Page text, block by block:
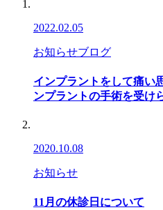
2022.02.05
お知らせブログ
インプラントをして痛い
ンプラントの手術を受け
2020.10.08
お知らせ
11月の休診日について